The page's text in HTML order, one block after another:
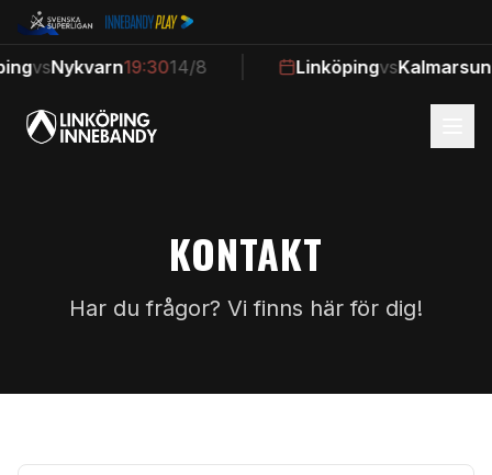
vsNykvarn19:3014/8 LinköpingvsKalmarsund
KONTAKT
Har du frågor? Vi finns här för dig!